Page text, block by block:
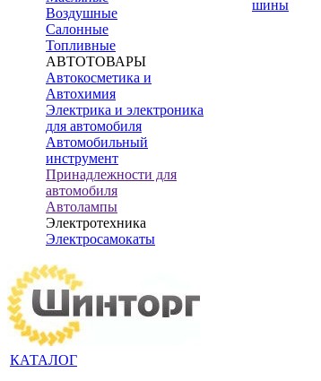
Воздушные
Салонные
Топливные
АВТОТОВАРЫ
Автокосметика и
Автохимия
Электрика и электроника
для автомобиля
Автомобильный
инструмент
Принадлежности для
автомобиля
Автолампы
Электротехника
Электросамокаты
шины
КАТАЛОГ